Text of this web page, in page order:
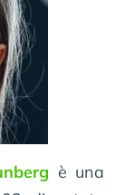
è una